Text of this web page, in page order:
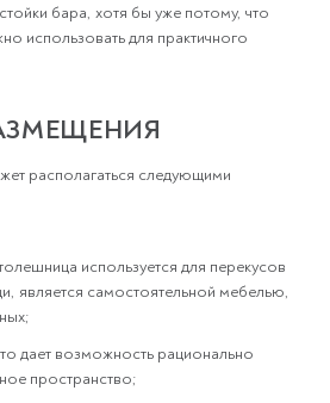
бара, хотя бы уже потому, что
использовать для практичного
располагаться следующими
используется для перекусов
является самостоятельной мебелью,
дает возможность рационально
пространство;